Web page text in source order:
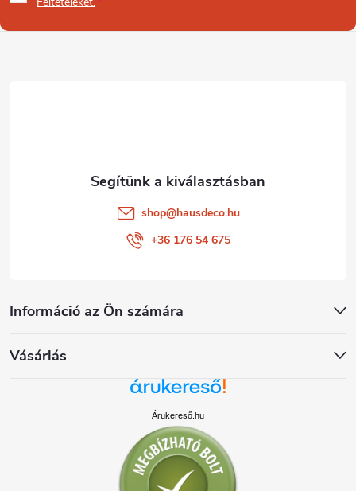
b
Információ az Ön számára
Vásárlás
shop@hausdeco.hu
+36 176 54 675
Árukereső.hu